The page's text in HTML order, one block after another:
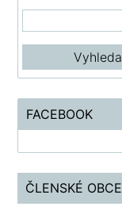
FACEBOOK
ČLENSKÉ OBCE